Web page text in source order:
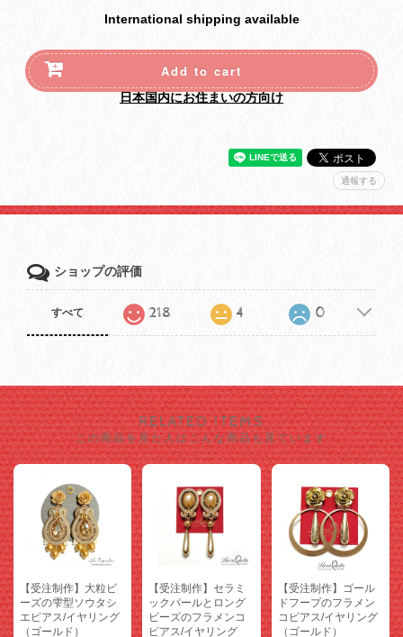
International shipping available
Add to cart
日本国内にお住まいの方向け
通報する
ショップの評価
すべて 218 4 0
RELATED ITEMS
この商品を見た人はこんな商品も見ています
【受注制作】大粒ビ
ーズの雫型ソウタシ
エピアス/イヤリング
（ゴールド）
【受注制作】セラミ
ックパールとロング
ビーズのフラメンコ
ピアス/イヤリング
【受注制作】ゴール
ドフープのフラメン
コピアス/イヤリング
（ゴールド）